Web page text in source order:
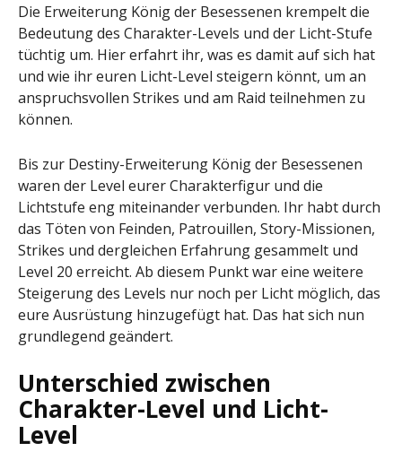
Die Erweiterung König der Besessenen krempelt die
Bedeutung des Charakter-Levels und der Licht-Stufe
tüchtig um. Hier erfahrt ihr, was es damit auf sich hat
und wie ihr euren Licht-Level steigern könnt, um an
anspruchsvollen Strikes und am Raid teilnehmen zu
können.
Bis zur Destiny-Erweiterung König der Besessenen
waren der Level eurer Charakterfigur und die
Lichtstufe eng miteinander verbunden. Ihr habt durch
das Töten von Feinden, Patrouillen, Story-Missionen,
Strikes und dergleichen Erfahrung gesammelt und
Level 20 erreicht. Ab diesem Punkt war eine weitere
Steigerung des Levels nur noch per Licht möglich, das
eure Ausrüstung hinzugefügt hat. Das hat sich nun
grundlegend geändert.
Unterschied zwischen
Charakter-Level und Licht-
Level